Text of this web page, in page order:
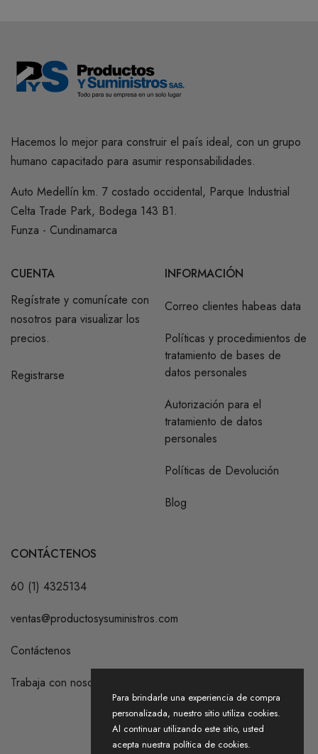
Hacemos lo mejor para construir el país ideal, con un grupo
humano capacitado para asumir responsabilidades.
Auto Medellín km. 7 costado occidental, Parque Industrial
Celta Trade Park, Bodega 143 B1.
Funza - Cundinamarca
CUENTA
Regístrate y comunícate con
nosotros para visualizar los
precios.
Registrarse
INFORMACIÓN
Correo clientes habeas data
Políticas y procedimientos de
tratamiento de bases de
datos personales
Autorización para el
tratamiento de datos
personales
Políticas de Devolución
Blog
CONTÁCTENOS
60 (1) 4325134
ventas@productosysuministros.com
Contáctenos
Trabaja con nosotros
Para brindarle una experiencia de compra
personalizada, nuestro sitio utiliza cookies.
Al continuar utilizando este sitio, usted
acepta nuestra política de cookies.